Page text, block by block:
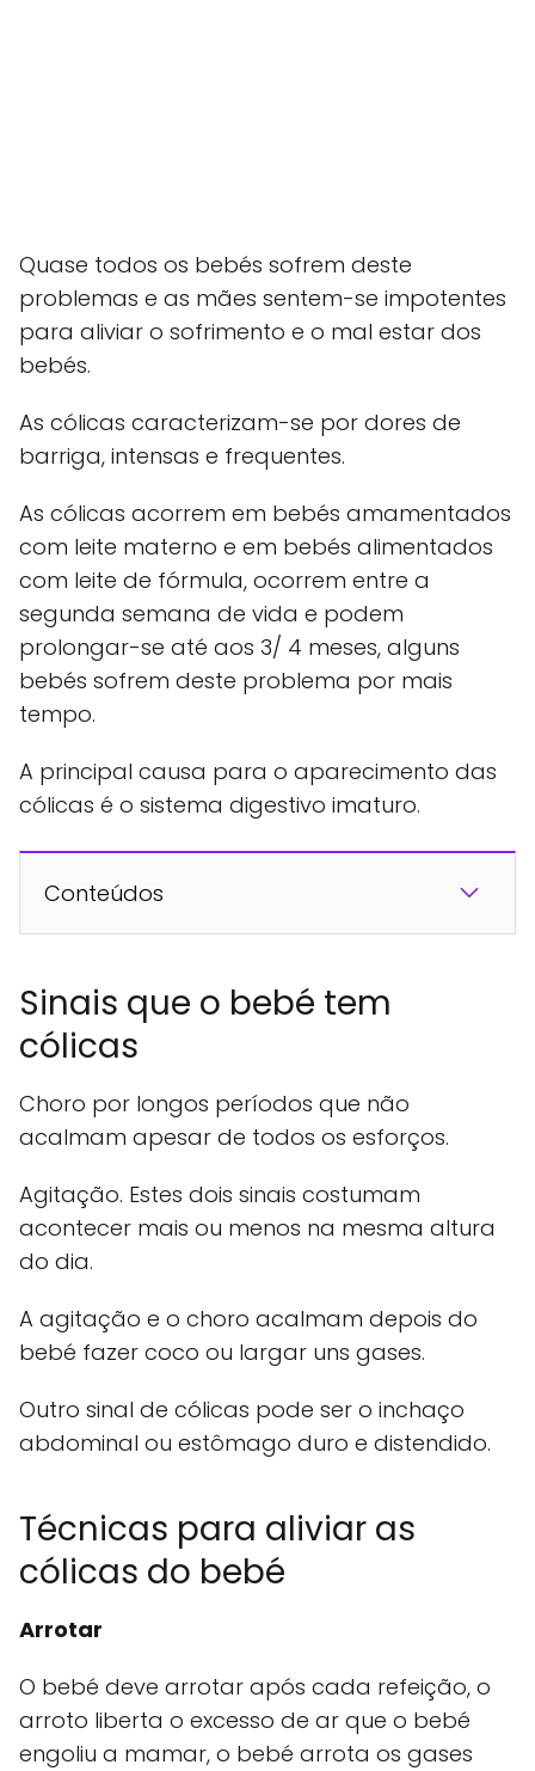
Quase todos os bebés sofrem deste
problemas e as mães sentem-se impotentes
para aliviar o sofrimento e o mal estar dos
bebés.
As cólicas caracterizam-se por dores de
barriga, intensas e frequentes.
As cólicas acorrem em bebés amamentados
com leite materno e em bebés alimentados
com leite de fórmula, ocorrem entre a
segunda semana de vida e podem
prolongar-se até aos 3/ 4 meses, alguns
bebés sofrem deste problema por mais
tempo.
A principal causa para o aparecimento das
cólicas é o sistema digestivo imaturo.
Conteúdos
Sinais que o bebé tem
cólicas
Choro por longos períodos que não
acalmam apesar de todos os esforços.
Agitação. Estes dois sinais costumam
acontecer mais ou menos na mesma altura
do dia.
A agitação e o choro acalmam depois do
bebé fazer coco ou largar uns gases.
Outro sinal de cólicas pode ser o inchaço
abdominal ou estômago duro e distendido.
Técnicas para aliviar as
cólicas do bebé
Arrotar
O bebé deve arrotar após cada refeição, o
arroto liberta o excesso de ar que o bebé
engoliu a mamar, o bebé arrota os gases